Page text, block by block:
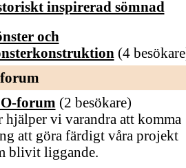
inspirerad sömnad
och
(4
forum (2 besökare)
hjälper vi varandra att komma
att göra färdigt våra projekt
blivit liggande.